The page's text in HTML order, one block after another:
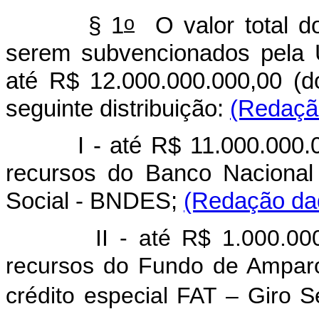
§ 1o
O valor total
serem subvencionados
até R$ 12.000.000.000,00
seguinte distribuição:
I - até R$
recursos do Banco
Social - BNDES; (Redação
II - até R$
recursos do Fundo de
crédito especial FAT – Giro